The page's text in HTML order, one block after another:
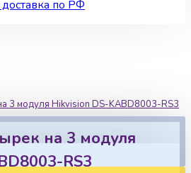
3 модуля Hikvision DS-KABD8003-RS3
на 3 модуля
RS3